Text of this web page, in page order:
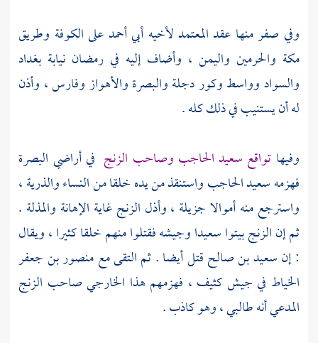
وفي صفر منها عقدالمعتمدلأخيه أبي أحمدعلىالكوفة وطريق
مكة والحرمين واليمن ، وأضاف إليه في رمضان نيابة بغداد
والسوادوواسطوكور دجلةوالبصرةوالأهوازوفارس ، وأذن
له أن يستنيب في ذلك كله .
وفيها تواقع سعيد الحاجب وصاحب الزنج في أراضي البصرة
فهزمهسعيد الحاجبواستنقذ من يده خلقا من النساء والذرية ،
واسترجع منه أموالا جزيلة ، وأذل الزنج غاية الإهانة والمذلة .
ثم إن الزنج بيتوا سعيدا وجيشه فقتلوا منهم خلقا كثيرا ، ويقال
: إنسعيد بن صالحقتل أيضا . ثم التقى معمنصور بن جعفر
الخياط في جيش كثيف ، فهزمهم هذا الخارجي صاحب الزنج
المدعي أنه طالبي ، وهو كاذب .